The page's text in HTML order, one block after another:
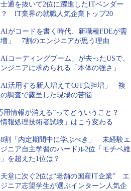
通を抜いて2位に躍進したITベンダー
IT業界の就職人気企業トップ20
がコードを書く時代、新職種FDEが需
」 7割のエンジニアが思う理由
コーディングブーム」が去ったUSで、
ジニアに求められる「本体の強さ」
活用する新人増えてOJT負担増」 複
調査で露呈した現場の苦悩
用情報が消える”ってどういうこと？
報処理技術者試験」はこう変わる
割「内定期間中に学ぶべき」 未経験エ
ニア自主学習のハードル2位「モチベ維
を超えた1位は？
堂に次ぐ2位は“老舗の国産IT企業” エ
ニア志望学生が選ぶインターン人気企